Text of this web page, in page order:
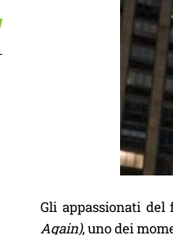
Gli appassionati
Again), uno dei